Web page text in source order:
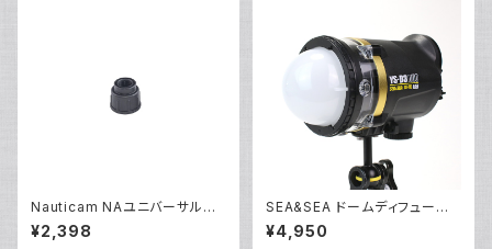
Nauticam NAユニバーサルオ
プティカルファイバーコネクター
NA [部品]
¥2,398
SEA&SEA ドームディフューザ
ー [28116]
¥4,950